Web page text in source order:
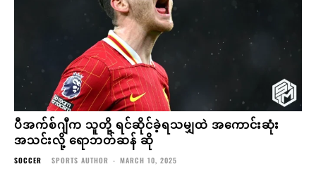
ပီအက်စ်ဂျီက သူတို့ ရင်ဆိုင်ခဲ့ရသမျှထဲ အကောင်းဆုံး
အသင်းလို့ ရောဘတ်ဆန် ဆို
SOCCER SPORTS AUTHOR - MARCH 10, 2025